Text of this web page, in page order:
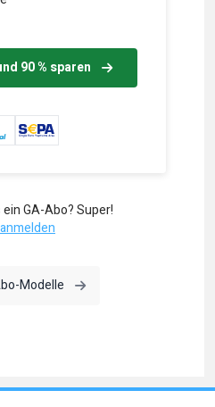
90 % sparen
GA-Abo? Super!
Modelle